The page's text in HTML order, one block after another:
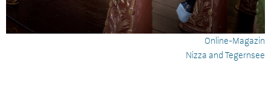
Online-Magazin
Nizza and Tegernsee